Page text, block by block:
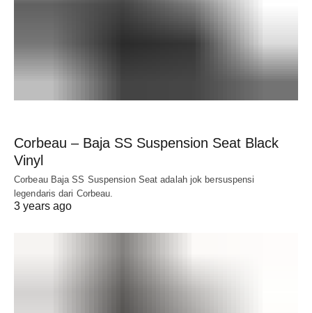
Corbeau – Baja SS Suspension Seat Black
Vinyl
Corbeau Baja SS Suspension Seat adalah jok bersuspensi
legendaris dari Corbeau.
3 years ago